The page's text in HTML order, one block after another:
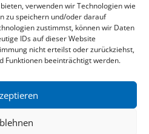
verwenden wir Technologien wie
zu speichern und/oder darauf
zustimmst, können wir Daten
IDs auf dieser Website
nicht erteilst oder zurückziehst,
Funktionen beeinträchtigt werden.
Steuermitteln auf Grundlage